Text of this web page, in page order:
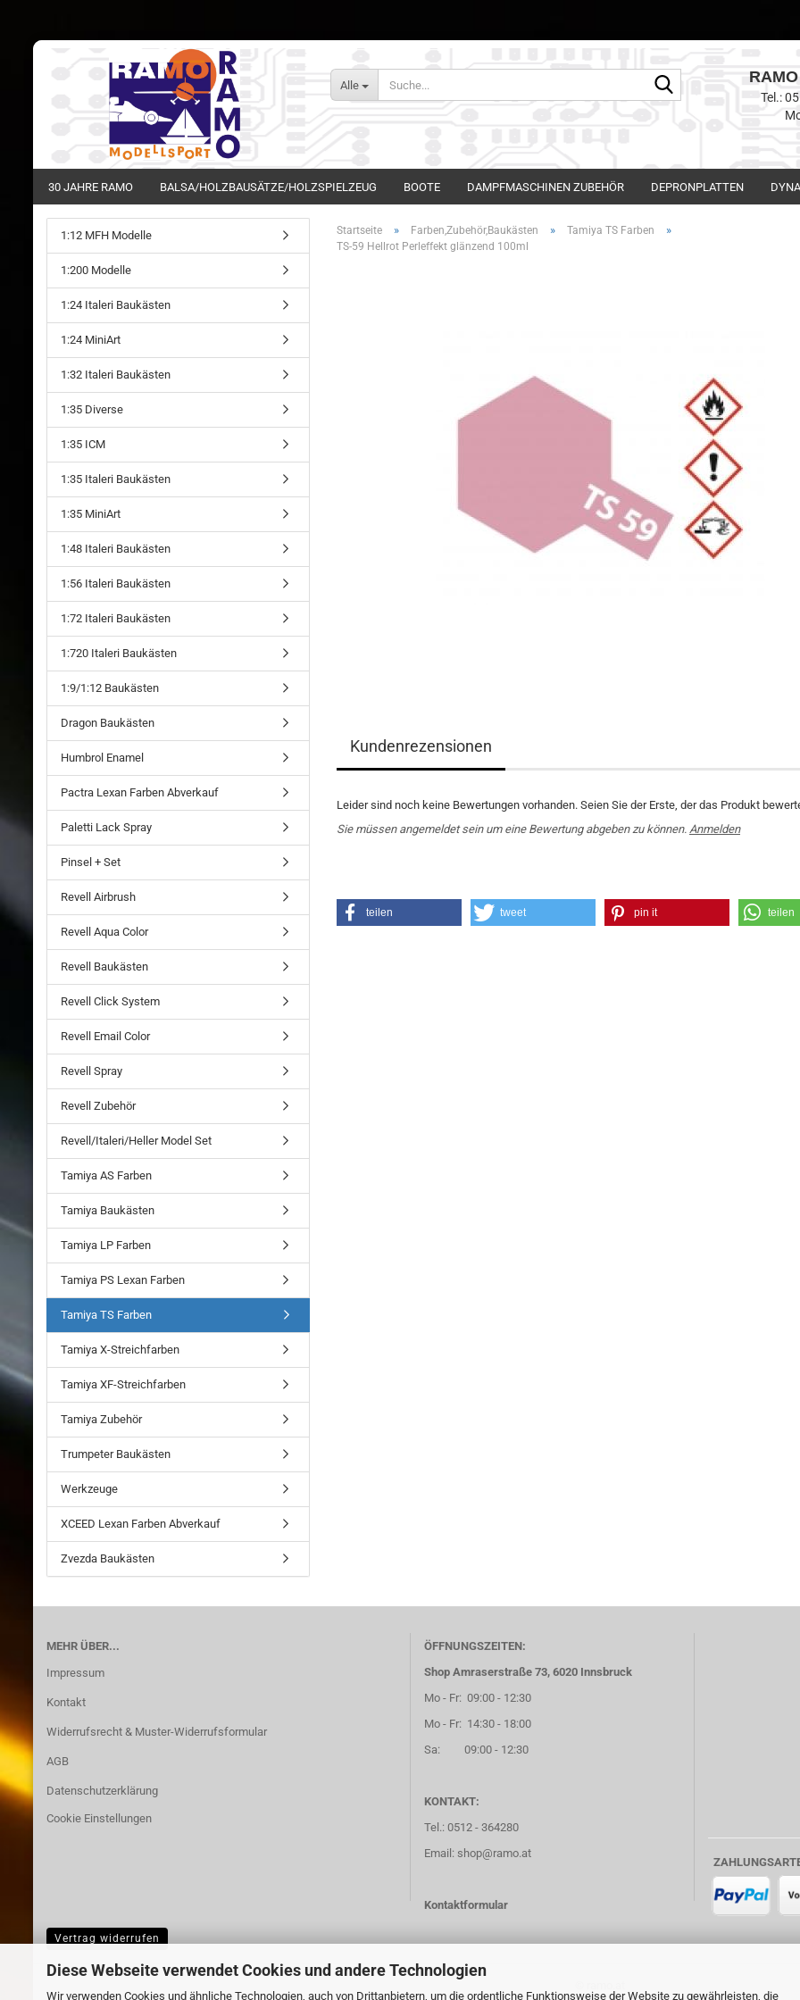
Diese Webseite verwendet Cookies und andere Technologien
Wir verwenden Cookies und ähnliche Technologien, auch von Drittanbietern, um die ordentliche Funktionsweise der Website zu gewährleisten, die
Alle
Tel.:
30 JAHRE RAMO BALSA/HOLZBAUSÄTZE/HOLZSPIELZEUG BOOTE DAMPFMASCHINEN ZUBEHÖR DEPRONPLATTEN
Startseite » Farben,Zubehör,Baukästen » Tamiya TS Farben »
TS-59 Hellrot Perleffekt glänzend 100ml
Kundenrezensionen
Leider sind noch keine Bewertungen vorhanden. Seien Sie der Erste, der das Produkt
Sie müssen angemeldet sein um eine Bewertung abgeben zu können. Anmelden
teilen tweet pin it teilen
1:12 MFH Modelle
1:200 Modelle
1:24 Italeri Baukästen
1:24 MiniArt
1:32 Italeri Baukästen
1:35 Diverse
1:35 ICM
1:35 Italeri Baukästen
1:35 MiniArt
1:48 Italeri Baukästen
1:56 Italeri Baukästen
1:72 Italeri Baukästen
1:720 Italeri Baukästen
1:9/1:12 Baukästen
Dragon Baukästen
Humbrol Enamel
Pactra Lexan Farben Abverkauf
Paletti Lack Spray
Pinsel + Set
Revell Airbrush
Revell Aqua Color
Revell Baukästen
Revell Click System
Revell Email Color
Revell Spray
Revell Zubehör
Revell/Italeri/Heller Model Set
Tamiya AS Farben
Tamiya Baukästen
Tamiya LP Farben
Tamiya PS Lexan Farben
Tamiya TS Farben
Tamiya X-Streichfarben
Tamiya XF-Streichfarben
Tamiya Zubehör
Trumpeter Baukästen
Werkzeuge
XCEED Lexan Farben Abverkauf
Zvezda Baukästen
MEHR ÜBER...
Impressum
Kontakt
Widerrufsrecht & Muster-Widerrufsformular
AGB
Datenschutzerklärung
Cookie Einstellungen
ÖFFNUNGSZEITEN:
Shop Amraserstraße 73, 6020 Innsbruck
Mo - Fr: 09:00 - 12:30
Mo - Fr: 14:30 - 18:00
Sa: 09:00 - 12:30
KONTAKT:
Tel.: 0512 - 364280
Email: shop@ramo.at
Kontaktformular
Vertrag widerrufen